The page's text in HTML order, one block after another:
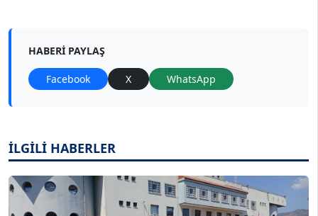
HABERI PAYLAŞ
Facebook X WhatsApp
İLGİLİ HABERLER